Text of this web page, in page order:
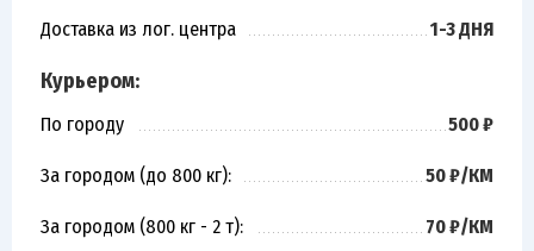
Доставка из лог. центра
1-3 ДНЯ
Курьером:
По городу 500 ₽
За городом (до 800 кг): 50 ₽/КМ
За городом (800 кг - 2 т): 70 ₽/КМ